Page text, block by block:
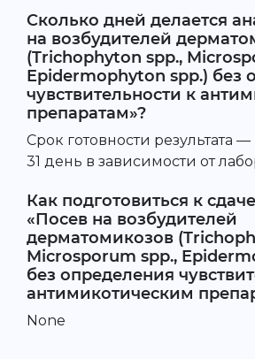
Сколько дней делается
на возбудителей
(Trichophyton spp.,
Epidermophyton spp.) без
чувствительности к
препаратам»?
Срок готовности результата
31 день в зависимости от
Как подготовиться к
«Посев на возбудителей
дерматомикозов
Microsporum spp.,
без определения
антимикотическим
None